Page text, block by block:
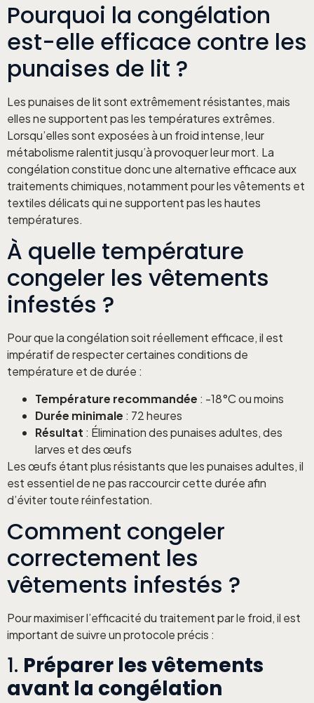
Pourquoi la congélation
est-elle efficace contre les
punaises de lit ?
Les punaises de lit sont extrêmement résistantes, mais
elles ne supportent pas les températures extrêmes.
Lorsqu’elles sont exposées à un froid intense, leur
métabolisme ralentit jusqu’à provoquer leur mort. La
congélation constitue donc une alternative efficace aux
traitements chimiques, notamment pour les vêtements et
textiles délicats qui ne supportent pas les hautes
températures.
À quelle température
congeler les vêtements
infestés ?
Pour que la congélation soit réellement efficace, il est
impératif de respecter certaines conditions de
température et de durée :
Température recommandée : -18°C ou moins
Durée minimale : 72 heures
Résultat : Élimination des punaises adultes, des
larves et des œufs
Les œufs étant plus résistants que les punaises adultes, il
est essentiel de ne pas raccourcir cette durée afin
d’éviter toute réinfestation.
Comment congeler
correctement les
vêtements infestés ?
Pour maximiser l’efficacité du traitement par le froid, il est
important de suivre un protocole précis :
1. Préparer les vêtements
avant la congélation